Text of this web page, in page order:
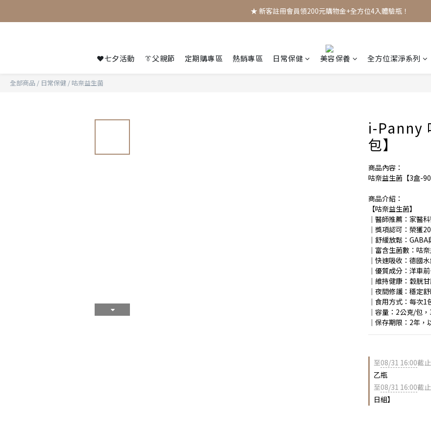
★ 新客註冊會員領200元購物金+全方位4入體驗瓶！
❤️七夕活動 👔父親節 定期購專區 熱銷專區 日常保健 美容保養 全方位潔淨系列
全部商品 / 日常保健 / 咕奈益生菌
i-Panny
包】
商品內容：
咕奈益生菌【3盒-90
商品介紹：
【咕奈益生菌】
｜醫師推薦：家醫
｜獎項認可：榮獲
｜舒緩放鬆：
｜富含生菌數：咕
｜快速吸收：德國
｜優質成分：洋車
｜維持健康：穀胱
｜夜間修護：穩定
｜食用方式：每次
｜容量：2公克/包
｜保存期限：2年
至08/31 16:00截止
乙瓶
至08/31 16:00截止
日組】